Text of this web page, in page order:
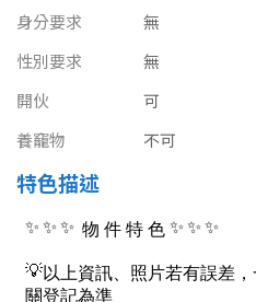
嘉義縣
台南市
高雄市
60~70 坪
身分要求
無
性別要求
無
開伙
可
養竉物
不可
特色描述